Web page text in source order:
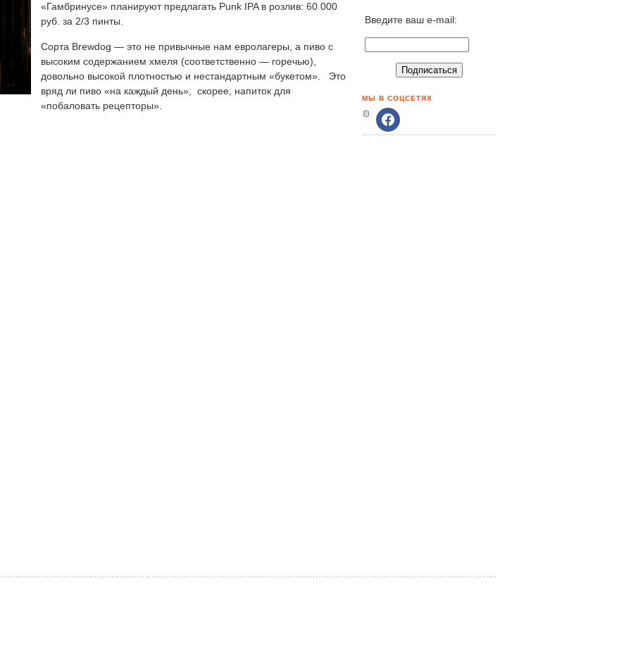
«Гамбринусе» планируют предлагать Punk IPA в розлив: 60 000
руб. за 2/3 пинты.
Сорта Brewdog — это не привычные нам евролагеры, а пиво с
высоким содержанием хмеля (соответственно — горечью),
довольно высокой плотностью и нестандартным «букетом». Это
вряд ли пиво «на каждый день», скорее, напиток для
«побаловать рецепторы».
Введите ваш e-mail:
МЫ В СОЦСЕТЯХ